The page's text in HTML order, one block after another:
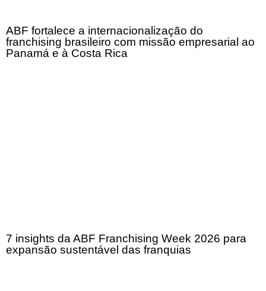
ABF fortalece a internacionalização do
franchising brasileiro com missão empresarial ao
Panamá e à Costa Rica
7 insights da ABF Franchising Week 2026 para
expansão sustentável das franquias